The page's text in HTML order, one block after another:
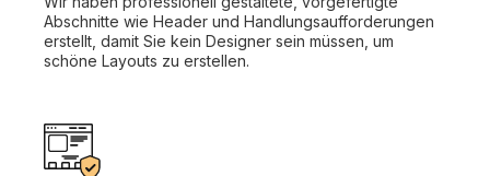
Abschnitte wie Header und Handlungsaufforderungen
erstellt, damit Sie kein Designer sein müssen, um
schöne Layouts zu erstellen.